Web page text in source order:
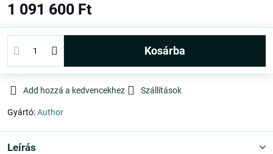
1 091 600 Ft
kosárba
Add hozzá a kedvencekhez Szállítások
Gyártó:Author
Leírás